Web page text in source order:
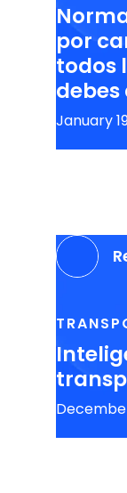
por
todos
January